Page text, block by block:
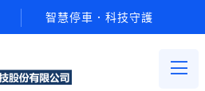
智慧停車．科技守護